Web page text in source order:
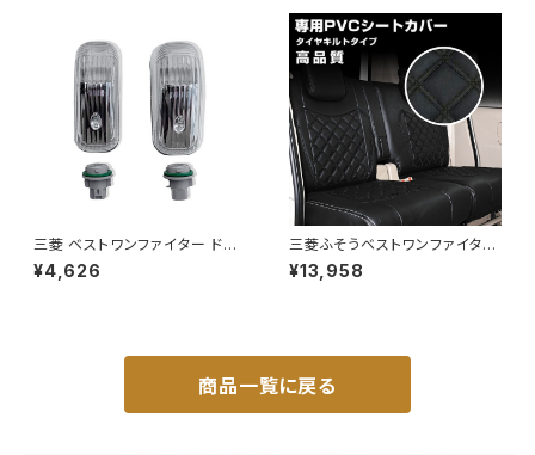
三菱 ベストワンファイター ドア
サイドマーカー（灯火規制後用）
JP-LP016-CM-LR
¥4,626
三菱ふそうベストワンファイター
シートカバーダイヤカットブラッ
クキルト艶無しPVCレザー運転
¥13,958
商品一覧に戻る